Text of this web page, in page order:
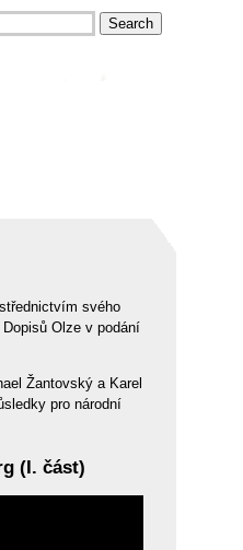
svého
Olze v podání
Žantovský a Karel
pro národní
(I. část)